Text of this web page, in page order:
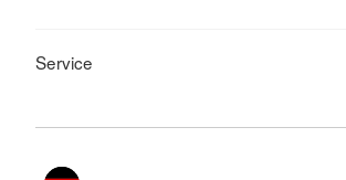
Service
Sprache wechseln zu